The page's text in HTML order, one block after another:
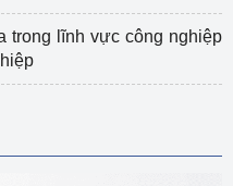
trong lĩnh vực công nghiệp